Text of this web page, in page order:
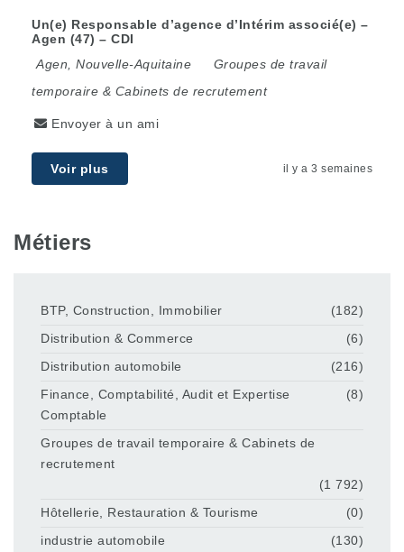
Un(e) Responsable d’agence d’Intérim associé(e) –
Agen (47) – CDI
Agen, Nouvelle-Aquitaine
Groupes de travail
temporaire & Cabinets de recrutement
Envoyer à un ami
Voir plus il y a 3 semaines
Métiers
BTP, Construction, Immobilier
(182)
Distribution & Commerce
(6)
Distribution automobile
(216)
Finance, Comptabilité, Audit et Expertise
Comptable
(8)
Groupes de travail temporaire & Cabinets de
recrutement
(1 792)
Hôtellerie, Restauration & Tourisme
(0)
industrie automobile
(130)